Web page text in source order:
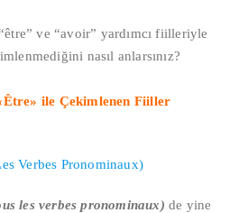
ve “avoir” yardımcı fiilleriyle
nasıl anlarsınız?
ile Çekimlenen Fiiller
Verbes Pronominaux)
les verbes pronominaux) de yine